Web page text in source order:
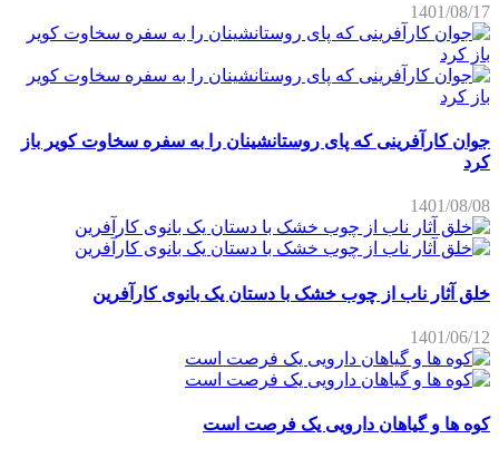
1401/08/17
جوان کارآفرینی که پای روستانشینان را به سفره سخاوت کویر باز
کرد
1401/08/08
خلق آثار ناب از چوب خشک با دستان یک بانوی کارآفرین
1401/06/12
کوه ها و گیاهان دارویی یک فرصت است